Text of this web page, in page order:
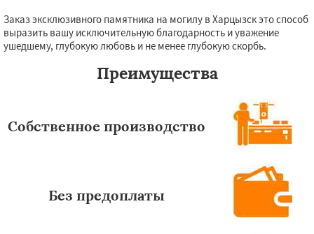
Заказ эксклюзивного памятника на могилу в Харцызск это способ
выразить вашу исключительную благодарность и уважение
ушедшему, глубокую любовь и не менее глубокую скорбь.
Преимущества
Собственное производство
Без предоплаты